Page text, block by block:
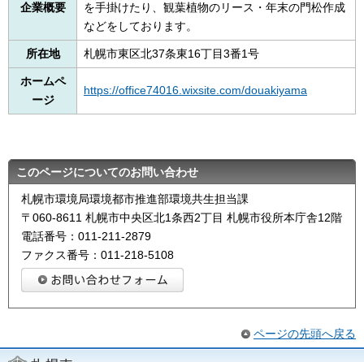
企業概要
を手掛けたり、観葉植物のリース・年末の門松作成
などをしております。
所在地 札幌市東区北37条東16丁目3番1号
ホームペ
ージ
https://office74016.wixsite.com/douakiyama
このページについてのお問い合わせ
札幌市環境局環境都市推進部環境共生担当課
〒060-8611 札幌市中央区北1条西2丁目 札幌市役所本庁舎12階
電話番号：011-211-2879
ファクス番号：011-218-5108
ページの先頭へ戻る